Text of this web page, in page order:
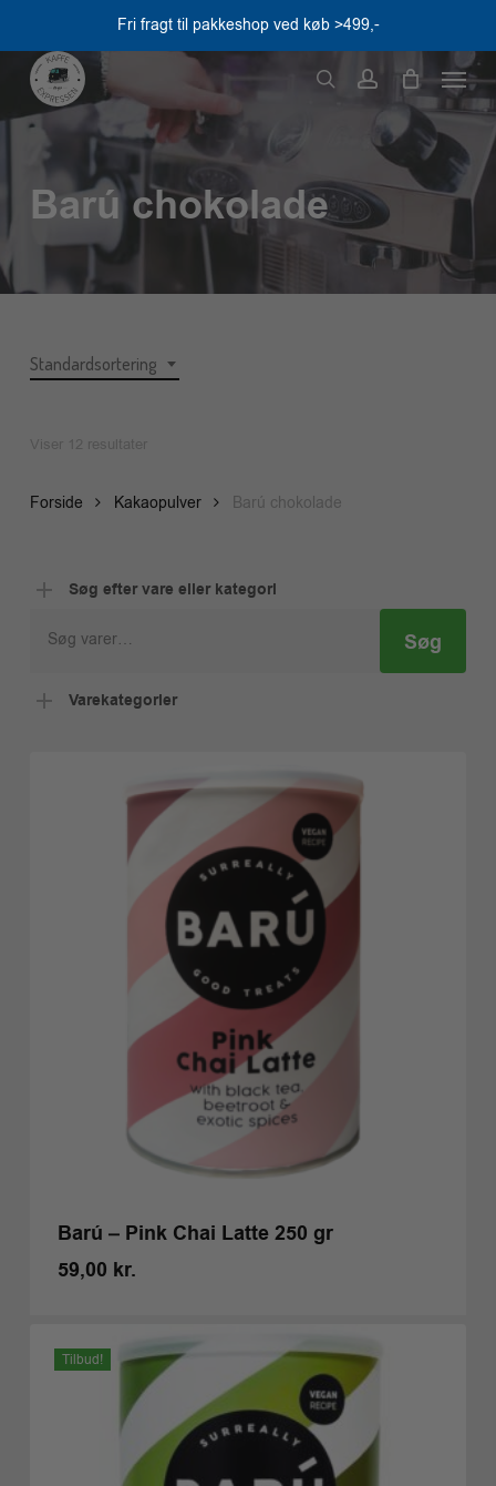
Fri fragt til pakkeshop ved køb >499,-
main
content
searchaccount
Menu
Barú chokolade
Standardsortering
Viser 12 resultater
Forside Kakaopulver Barú chokolade
Søg efter vare eller kategori
efter:
Søg
Varekategorier
Barú – Pink Chai Latte 250 gr
59,00 kr.
Tilbud!